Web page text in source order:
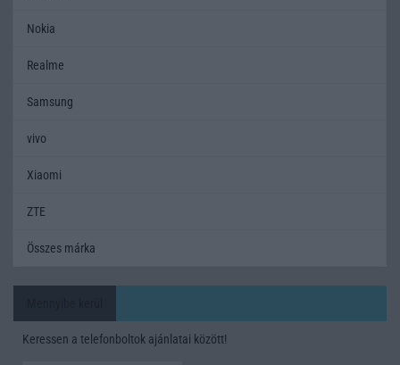
Nokia
Realme
Samsung
vivo
Xiaomi
ZTE
Összes márka
Keressen a telefonboltok ajánlatai között!